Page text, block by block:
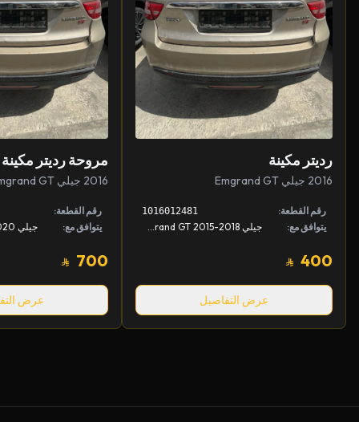
رديتر مكينة
2016 جيلي Emgrand GT
رقم القطعة: 1016012481
يتوافق مع:
400
عرض التفاصيل
مروحة رديتر مكينة
2016 جيلي Emgrand GT
رقم القطعة:
يتوافق مع:
700
عرض